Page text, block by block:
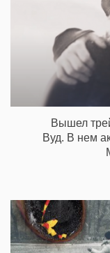
Вышел
Вуд. В нем